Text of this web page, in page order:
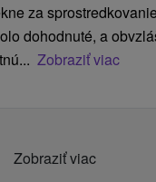
za
dohodnuté, a
Zobraziť viac
Zobraziť viac